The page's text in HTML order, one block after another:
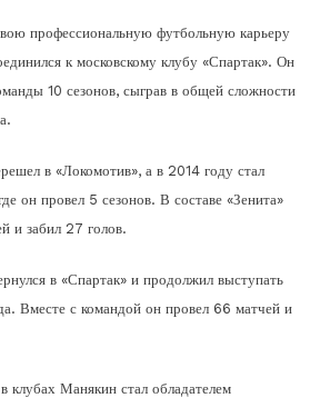
профессиональную футбольную карьеру
к московскому клубу «Спартак». Он
10 сезонов, сыграв в общей сложности
в «Локомотив», а в 2014 году стал
он провел 5 сезонов. В составе «Зенита»
и забил 27 голов.
в «Спартак» и продолжил выступать
Вместе с командой он провел 66 матчей и
клубах Манякин стал обладателем